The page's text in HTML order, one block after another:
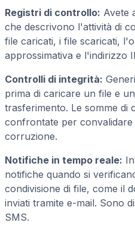
Registri di controllo: Avete
che descrivono l'attività di
file caricati, i file scaricati,
approssimativa e l'indirizzo
Controlli di integrità:
prima di caricare un file e
trasferimento. Le somme di
confrontate per
corruzione.
Notifiche in tempo reale:
notifiche quando si
condivisione di file, come il
inviati tramite e-mail. Sono
SMS.